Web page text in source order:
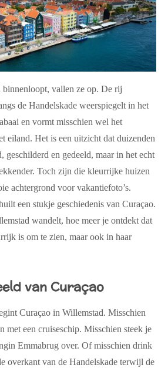
binnenloopt, vallen ze op. De rij
de Handelskade weerspiegelt in het
en vormt misschien wel het
eiland. Het is een uitzicht dat duizenden
geschilderd en gedeeld, maar in het echt
Toch zijn die kleurrijke huizen
achtergrond voor vakantiefoto’s.
een stukje geschiedenis van Curaçao.
wandelt, hoe meer je ontdekt dat
is om te zien, maar ook in haar
van Curaçao
Curaçao in Willemstad. Misschien
met een cruiseschip. Misschien steek je
Emmabrug over. Of misschien drink
overkant van de Handelskade terwijl de